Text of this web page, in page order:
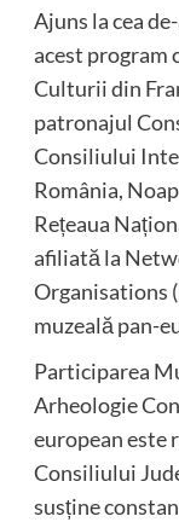
Ajuns la cea
acest program
Culturii din
patronajul
Consiliului
România,
Rețeaua
afiliată la
Organisations
muzeală pan-
Participarea
Arheologie
european este
Consiliului
susține